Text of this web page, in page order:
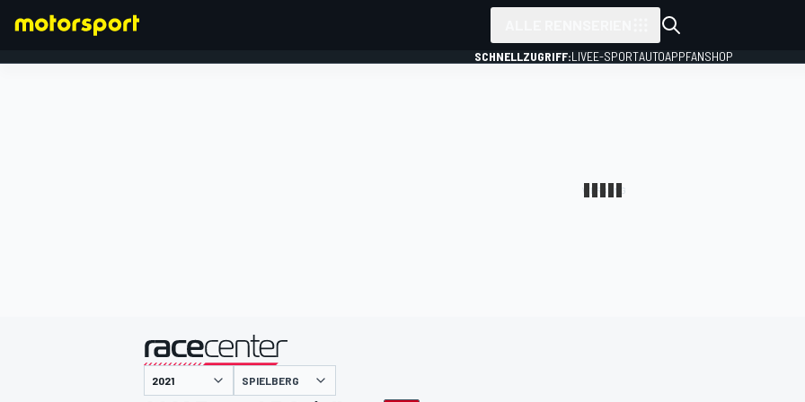
SCHNELLZUGRIFF:LIVEE-SPORTAUTOAPPFANSHOP
SPIELBERG